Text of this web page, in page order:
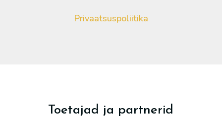
Privaatsuspoliitika
Toetajad ja partnerid